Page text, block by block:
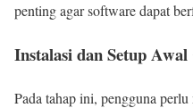
penting agar software dapat
Instalasi dan Setup Awal
Pada tahap ini, pengguna